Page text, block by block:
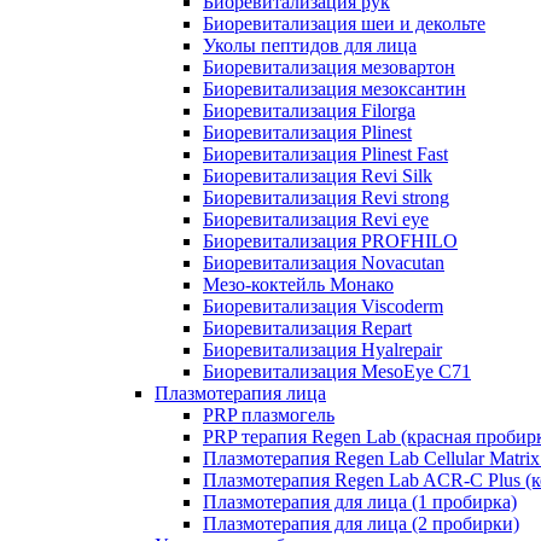
Биоревитализация шеи и декольте
Уколы пептидов для лица
Биоревитализация мезовартон
Биоревитализация мезоксантин
Биоревитализация Filorga
Биоревитализация Plinest
Биоревитализация Plinest Fast
Биоревитализация Revi Silk
Биоревитализация Revi strong
Биоревитализация Revi eye
Биоревитализация PROFHILO
Биоревитализация Novacutan
Мезо-коктейль Монако
Биоревитализация Viscoderm
Биоревитализация Repart
Биоревитализация Hyalrepair
Биоревитализация MesoEye C71
Плазмотерапия лица
PRP плазмогель
PRP терапия Regen Lab (красная
Плазмотерапия Regen Lab Cellular
Плазмотерапия Regen Lab ACR-C Plus
Плазмотерапия для лица (1 пробирка)
Плазмотерапия для лица (2 пробирки)